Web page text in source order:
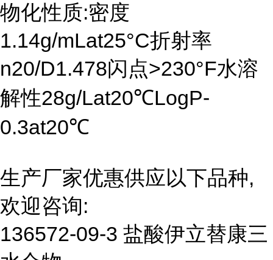
物化性质:密度
1.14g/mLat25°C折射率
n20/D1.478闪点>230°F水溶
解性28g/Lat20℃LogP-
0.3at20℃
生产厂家优惠供应以下品种,
欢迎咨询:
136572-09-3 盐酸伊立替康三